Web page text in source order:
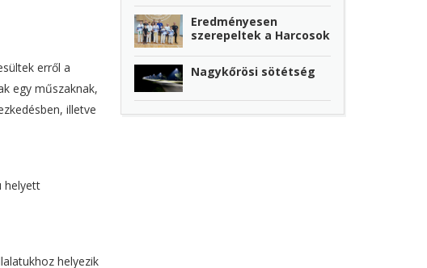
erről a
egy műszaknak,
illetve
helyett
helyezik
Eredményesen
szerepeltek a Harcosok
Nagykőrösi sötétség